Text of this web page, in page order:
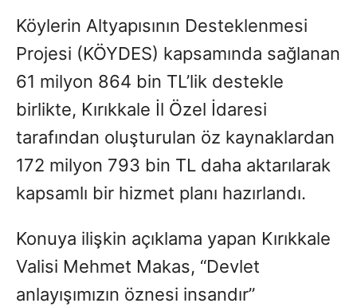
Köylerin Altyapısının Desteklenmesi
Projesi (KÖYDES) kapsamında sağlanan
61 milyon 864 bin TL’lik destekle
birlikte, Kırıkkale İl Özel İdaresi
tarafından oluşturulan öz kaynaklardan
172 milyon 793 bin TL daha aktarılarak
kapsamlı bir hizmet planı hazırlandı.
Konuya ilişkin açıklama yapan Kırıkkale
Valisi Mehmet Makas, “Devlet
anlayışımızın öznesi insandır”